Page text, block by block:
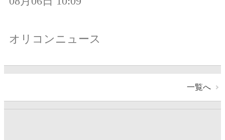
オリコンニュース
一覧へ